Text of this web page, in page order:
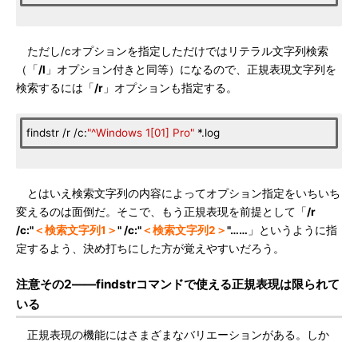
ただし/cオプションを指定しただけではリテラル文字列検索
（「/l 」オプション付きと同等）になるので、正規表現文字列を
検索するには「/r 」オプションも指定する。
findstr /r /c:"^Windows 1[01] Pro" *.log
とはいえ検索文字列の内容によってオプション指定をいちいち
変えるのは面倒だ。そこで、もう正規表現を前提として「/r
/c:"＜検索文字列1＞" /c:"＜検索文字列2＞"…… 」というように指
定するよう、決め打ちにした方が覚えやすいだろう。
注意その2――findstrコマンドで使える正規表現は限られて
いる
正規表現の機能にはさまざまなバリエーションがある。しか